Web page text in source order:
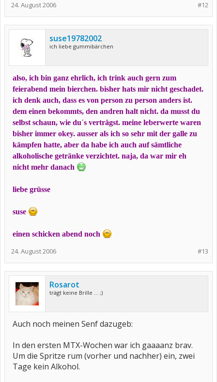
#12
24. August 2006
suse19782002
ich liebe gummibärchen
also, ich bin ganz ehrlich, ich trink auch gern zum
feierabend mein bierchen. bisher hats mir nicht geschadet.
ich denk auch, dass es von person zu person anders ist.
dem einen bekommts, den andren halt nicht. da musst du
selbst schaun, wie du´s verträgst. meine leberwerte waren
bisher immer okey. ausser als ich so sehr mit der galle zu
kämpfen hatte, aber da habe ich auch auf sämtliche
alkoholische getränke verzichtet. naja, da war mir eh
nicht mehr danach
liebe grüsse
suse
einen schicken abend noch
#13
24. August 2006
Rosarot
trägt keine Brille ... ;)
Auch noch meinen Senf dazugeb:
In den ersten MTX-Wochen war ich gaaaanz brav.
Um die Spritze rum (vorher und nachher) ein, zwei
Tage kein Alkohol.